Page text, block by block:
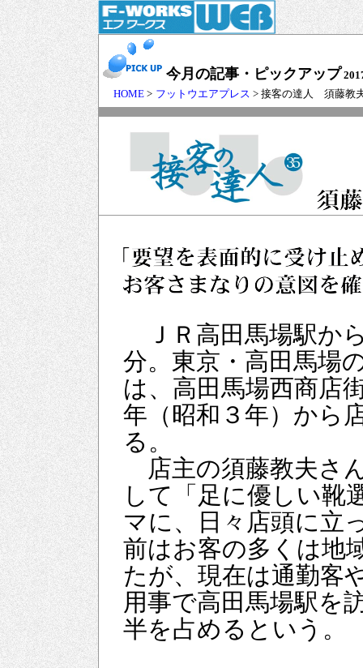
今月の記事・ピックアップ
HOME > フットウエアプレス > 接客の達人 須藤教
ＪＲ高田馬場駅か
分。東京・高田馬場
は、高田馬場西商店
年（昭和３年）から
る。
店主の須藤教夫さ
して「足に優しい靴
マに、日々店頭に立
前はお客の多くは地
たが、現在は通勤客
用事で高田馬場駅を
半を占めるという。